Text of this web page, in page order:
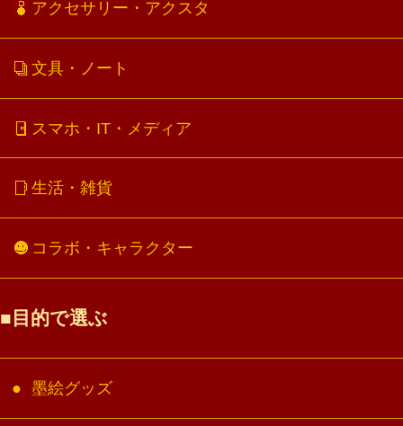
アクセサリー・アクスタ
文具・ノート
スマホ・IT・メディア
生活・雑貨
コラボ・キャラクター
目的で選ぶ
墨絵グッズ